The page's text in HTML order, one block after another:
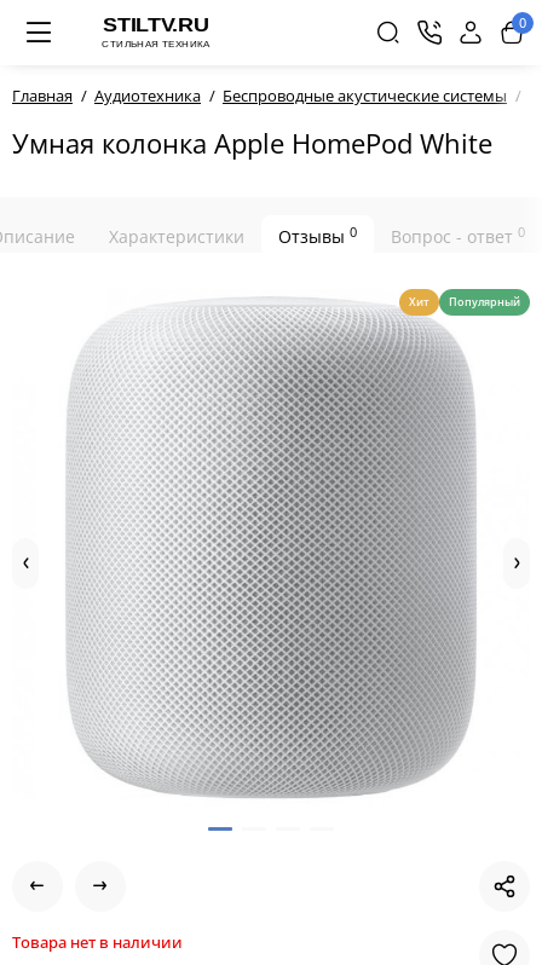
0
Главная Аудиотехника Беспроводные акустические системы
Умная колонка Apple HomePod White
Характеристики Отзывы 0 Вопрос - ответ 0
Хит Популярный
Товара нет в наличии